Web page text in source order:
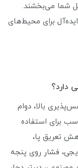
شما می‌بخشند.
برای محیط‌های
دارد؟
بالا، دوام
برای استفاده
تعریق پا،
فشار روی پنجه